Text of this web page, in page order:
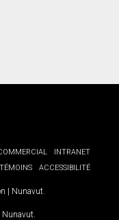
INTRANET
TÉMOINS ACCESSIBILITÉ
| Nunavut
Nunavut